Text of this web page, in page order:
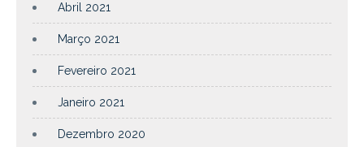
Abril 2021
Março 2021
Fevereiro 2021
Janeiro 2021
Dezembro 2020